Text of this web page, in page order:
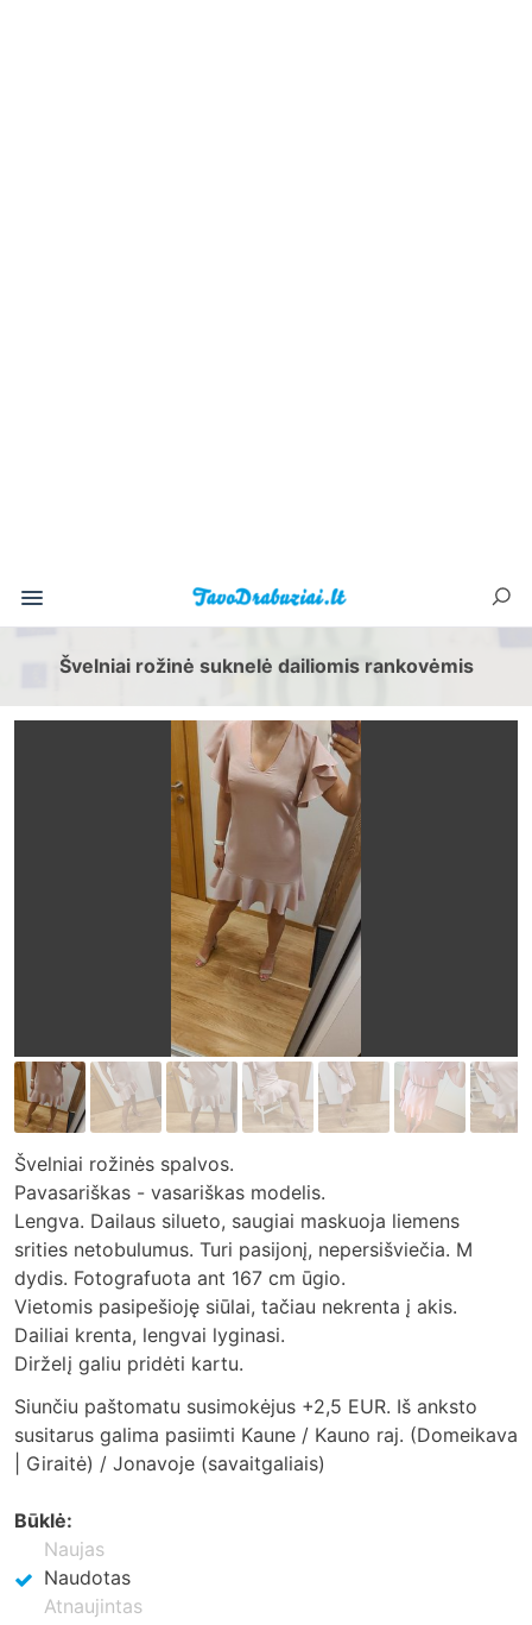
Švelniai rožinė suknelė dailiomis rankovėmis
Švelniai rožinės spalvos.
Pavasariškas - vasariškas modelis.
Lengva. Dailaus silueto, saugiai maskuoja liemens
srities netobulumus. Turi pasijonį, nepersišviečia. M
dydis. Fotografuota ant 167 cm ūgio.
Vietomis pasipešioję siūlai, tačiau nekrenta į akis.
Dailiai krenta, lengvai lyginasi.
Dirželį galiu pridėti kartu.
Siunčiu paštomatu susimokėjus +2,5 EUR. Iš anksto
susitarus galima pasiimti Kaune / Kauno raj. (Domeikava
| Giraitė) / Jonavoje (savaitgaliais)
Būklė:
Naujas
Naudotas
Atnaujintas